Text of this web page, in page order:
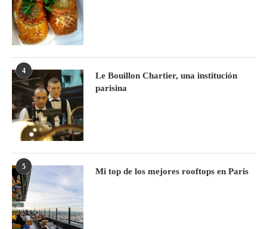
4
Le Bouillon Chartier, una institución
parisina
5
Mi top de los mejores rooftops en Paris